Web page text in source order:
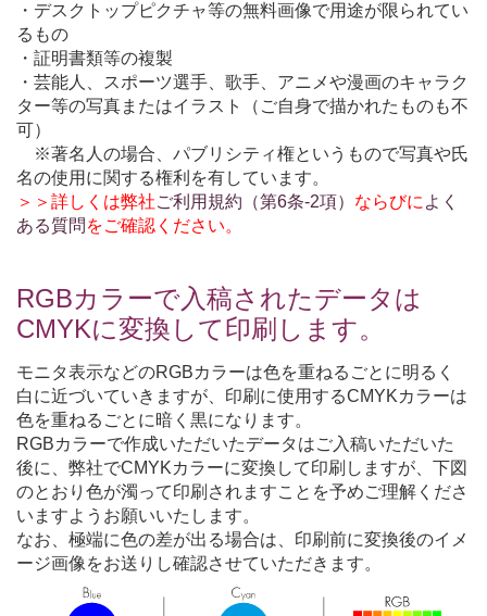
・デスクトップピクチャ等の無料画像で用途が限られてい
るもの
・証明書類等の複製
・芸能人、スポーツ選手、歌手、アニメや漫画のキャラク
ター等の写真またはイラスト（ご自身で描かれたものも不
可）
※著名人の場合、パブリシティ権というもので写真や氏
名の使用に関する権利を有しています。
＞＞詳しくは弊社ご利用規約（第6条-2項） ならびに よく
ある質問 をご確認ください。
RGBカラーで入稿されたデータは
CMYKに変換して印刷します。
モニタ表示などのRGBカラーは色を重ねるごとに明るく
白に近づいていきますが、印刷に使用するCMYKカラーは
色を重ねるごとに暗く黒になります。
RGBカラーで作成いただいたデータはご入稿いただいた
後に、弊社でCMYKカラーに変換して印刷しますが、下図
のとおり色が濁って印刷されますことを予めご理解くださ
いますようお願いいたします。
なお、極端に色の差が出る場合は、印刷前に変換後のイメ
ージ画像をお送りし確認させていただきます。